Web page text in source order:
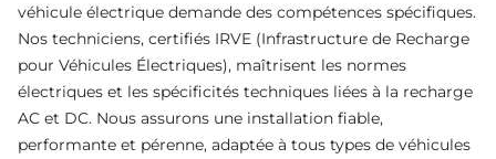
véhicule électrique demande des compétences spécifiques.
Nos techniciens, certifiés IRVE (Infrastructure de Recharge
pour Véhicules Électriques), maîtrisent les normes
électriques et les spécificités techniques liées à la recharge
AC et DC. Nous assurons une installation fiable,
performante et pérenne, adaptée à tous types de véhicules